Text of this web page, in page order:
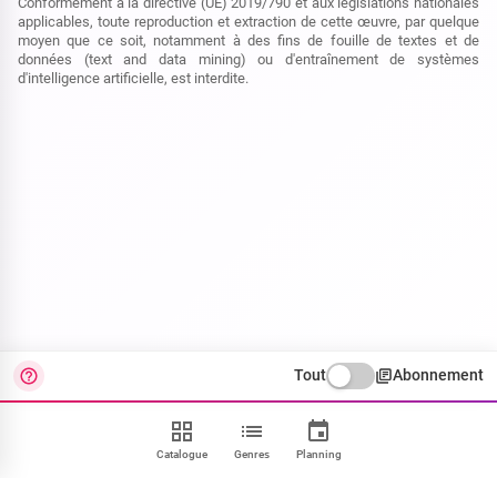
applicables, toute reproduction et extraction de cette œuvre, par quelque
moyen que ce soit, notamment à des fins de fouille de textes et de
données (text and data mining) ou d'entraînement de systèmes
d'intelligence artificielle, est interdite.
Catalogue Genres Planning
Tout Abonnement